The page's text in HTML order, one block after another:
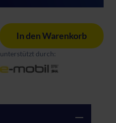
In den Warenkorb
unterstützt durch: